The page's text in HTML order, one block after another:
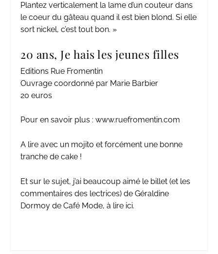
Plantez verticalement la lame d’un couteur dans
le coeur du gâteau quand il est bien blond. Si elle
sort nickel, c’est tout bon. »
20 ans, Je hais les jeunes filles
Editions Rue Fromentin
Ouvrage coordonné par Marie Barbier
20 euros
Pour en savoir plus :www.ruefromentin.com
A lire avec un mojito et forcément une bonne
tranche de cake !
Et sur le sujet, j’ai beaucoup aimé le billet (et les
commentaires des lectrices) de Géraldine
Dormoy de Café Mode, à lire ici.